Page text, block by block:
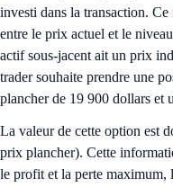
investi dans la transaction.
entre le prix actuel et le
actif sous-jacent ait un prix
trader souhaite prendre une
plancher de 19 900 dollars et
La valeur de cette option est
prix plancher). Cette
le profit et la perte maximum,